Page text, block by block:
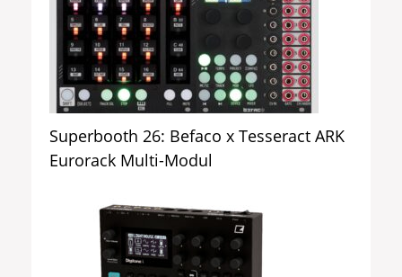
Superbooth 26: Befaco x Tesseract ARK
Eurorack Multi-Modul